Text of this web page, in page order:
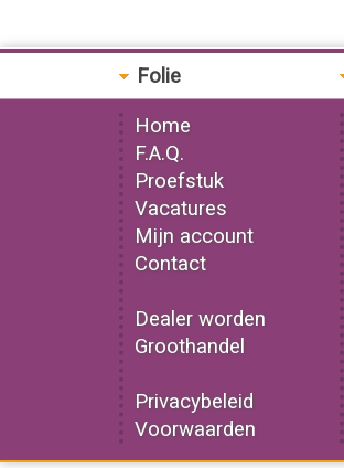
Folie
Home
F.A.Q.
Proefstuk
Vacatures
Mijn account
Contact
Dealer worden
Groothandel
Privacybeleid
Voorwaarden